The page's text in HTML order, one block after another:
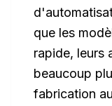
que les
rapide, leurs
beaucoup
fabrication